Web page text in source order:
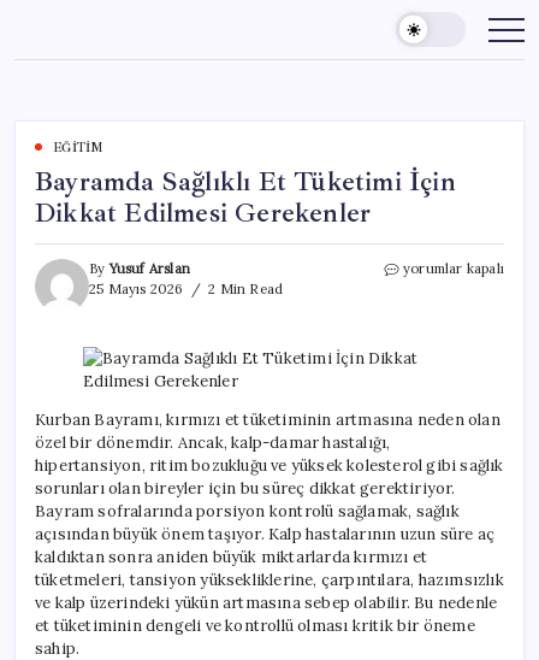
content
EĞITIM
Bayramda Sağlıklı Et Tüketimi İçin
Dikkat Edilmesi Gerekenler
ByYusuf Arslan
25 Mayıs 2026
2 Min Read
Bayramda
İçin
Dikkat
Gerekenler
için
yorumlar kapalı
Kurban Bayramı, kırmızı et tüketiminin artmasına neden olan
özel bir dönemdir. Ancak, kalp-damar hastalığı,
hipertansiyon, ritim bozukluğu ve yüksek kolesterol gibi sağlık
sorunları olan bireyler için bu süreç dikkat gerektiriyor.
Bayram sofralarında porsiyon kontrolü sağlamak, sağlık
açısından büyük önem taşıyor. Kalp hastalarının uzun süre aç
kaldıktan sonra aniden büyük miktarlarda kırmızı et
tüketmeleri, tansiyon yüksekliklerine, çarpıntılara, hazımsızlık
ve kalp üzerindeki yükün artmasına sebep olabilir. Bu nedenle
et tüketiminin dengeli ve kontrollü olması kritik bir öneme
sahip.